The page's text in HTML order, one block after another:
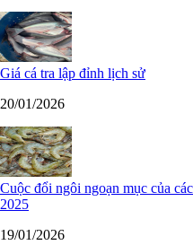
Giá cá tra lập đỉnh lịch sử
20/01/2026
Cuộc đổi ngôi ngoạn mục của
2025
19/01/2026